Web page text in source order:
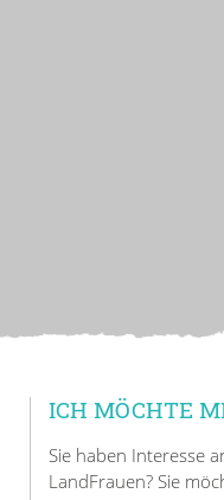
ICH MÖCHTE
Sie haben Interesse
LandFrauen? Sie